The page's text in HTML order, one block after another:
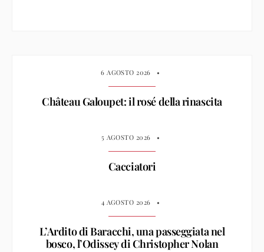
6 AGOSTO 2026 •
Château Galoupet: il rosé della rinascita
5 AGOSTO 2026 •
Cacciatori
4 AGOSTO 2026 •
L’Ardito di Baracchi, una passeggiata nel
bosco, l’Odissey di Christopher Nolan